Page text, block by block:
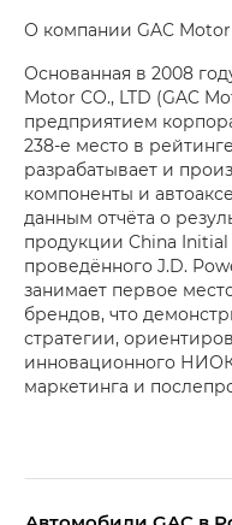
О компании GAC Motor
Основанная в 2008
Motor CO., LTD (GAC
предприятием
238-е место в
разрабатывает и
компоненты и
данным отчёта о
продукции China Initial
проведённого J.D.
занимает первое
брендов, что
стратегии,
инновационного
маркетинга и